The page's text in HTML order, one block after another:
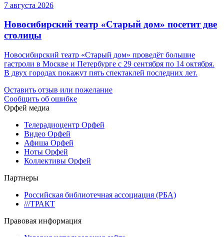
7 августа 2026
Новосибирский театр «Старый дом» посетит две
столицы
Новосибирский театр «Старый дом» проведёт большие
гастроли в Москве и Петербурге с 29 сентября по 14 октября.
В двух городах покажут пять спектаклей последних лет.
Оставить отзыв или пожелание
Сообщить об ошибке
Орфей медиа
Телерадиоцентр Орфей
Видео Орфей
Афиша Орфей
Ноты Орфей
Коллективы Орфей
Партнеры
Российская библиотечная ассоциация (РБА)
///ТРАКТ
Правовая информация